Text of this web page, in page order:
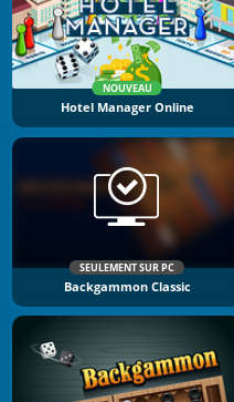
NOUVEAU
Hotel Manager Online
SEULEMENT SUR PC
Backgammon Classic